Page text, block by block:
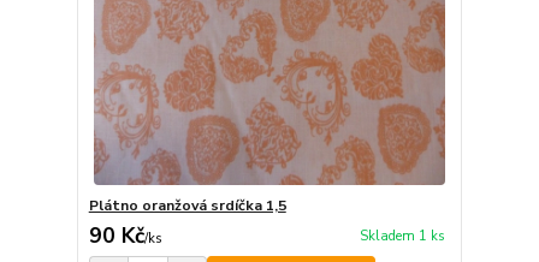
Plátno oranžová srdíčka 1,5
90 Kč/ks Skladem 1 ks